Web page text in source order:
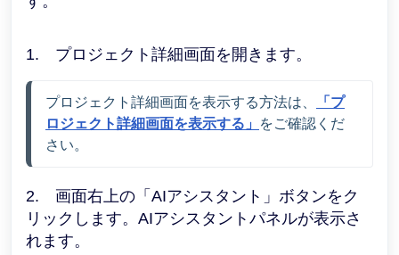
1. プロジェクト詳細画面を開きます。
プロジェクト詳細画面を表示する方法は、
「プ
ロジェクト詳細画面を表示する」 をご確認くだ
さい。
2. 画面右上の「AIアシスタント」ボタンをク
リックします。AIアシスタントパネルが表示さ
れます。